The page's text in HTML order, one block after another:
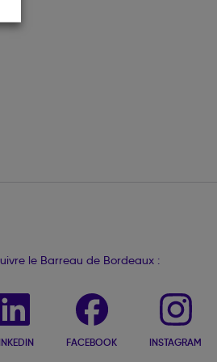
le Barreau de Bordeaux :
FACEBOOK INSTAGRAM